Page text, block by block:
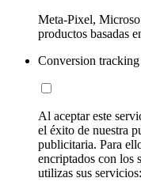
Meta-Pixel,
productos basadas
Conversion
Al aceptar este
el éxito de nuestra
publicitaria. Para
encriptados con los
utilizas sus servicios: